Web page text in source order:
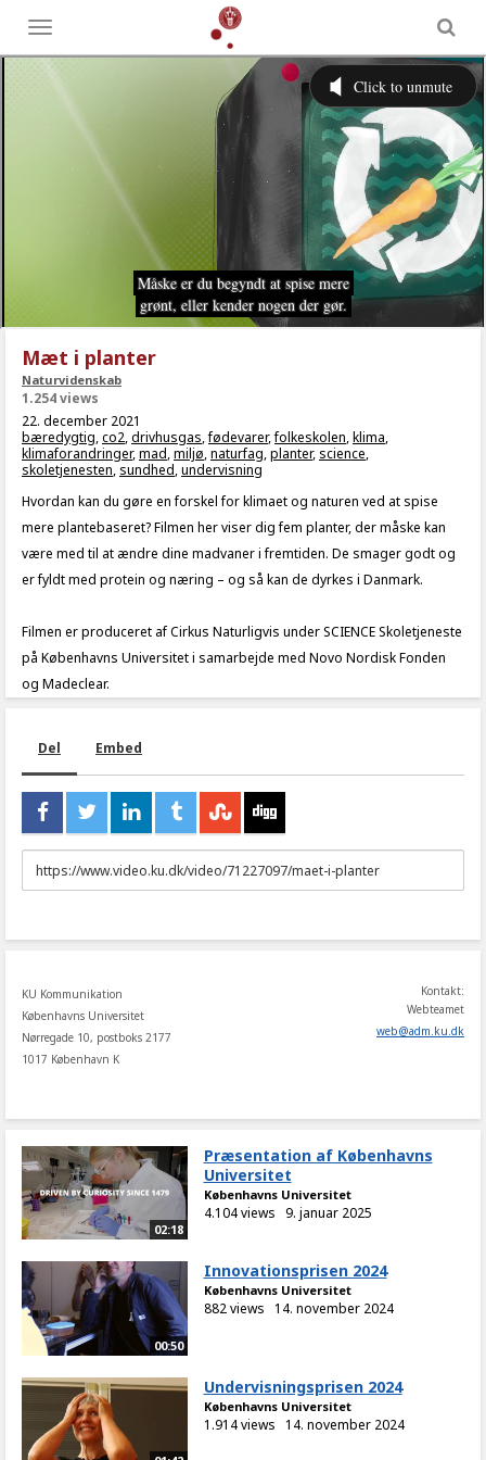
Toggle
menu
Mæt i planter
Naturvidenskab
1.254 views
22. december 2021
bæredygtig,co2,drivhusgas,fødevarer,folkeskolen,klima,
klimaforandringer,mad,miljø,naturfag,planter, science,
skoletjenesten, sundhed,undervisning
Hvordan kan du gøre en forskel for klimaet og naturen ved at spise
mere plantebaseret? Filmen her viser dig fem planter, der måske kan
være med til at ændre dine madvaner i fremtiden. De smager godt og
er fyldt med protein og næring – og så kan de dyrkes i Danmark.
Filmen er produceret af Cirkus Naturligvis under SCIENCE Skoletjeneste
på Københavns Universitet i samarbejde med Novo Nordisk Fonden
og Madeclear.
Del Embed
URL
to
KU Kommunikation
Københavns Universitet
Nørregade 10, postboks 2177
1017 København K
Kontakt:
Webteamet
web@adm.ku.dk
02:18
Præsentation af Københavns
Universitet
Københavns Universitet
4.104 views 9. januar 2025
00:50
Innovationsprisen 2024
Københavns Universitet
882 views 14. november 2024
Undervisningsprisen 2024
Københavns Universitet
1.914 views 14. november 2024